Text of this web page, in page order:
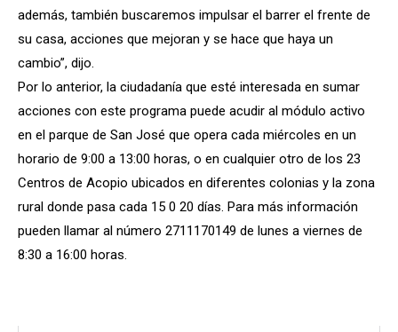
además, también buscaremos impulsar el barrer el frente de
su casa, acciones que mejoran y se hace que haya un
cambio”, dijo.
Por lo anterior, la ciudadanía que esté interesada en sumar
acciones con este programa puede acudir al módulo activo
en el parque de San José que opera cada miércoles en un
horario de 9:00 a 13:00 horas, o en cualquier otro de los 23
Centros de Acopio ubicados en diferentes colonias y la zona
rural donde pasa cada 15 0 20 días. Para más información
pueden llamar al número 2711170149 de lunes a viernes de
8:30 a 16:00 horas.